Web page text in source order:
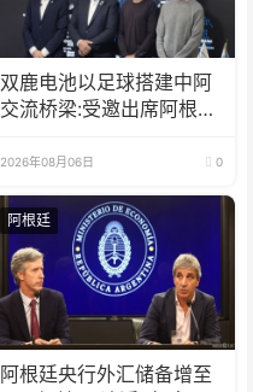
双鹿电池以足球搭建中阿
交流桥梁:受邀出席阿根廷
2026年08月06日 0
阿根廷
阿根廷央行外汇储备增至